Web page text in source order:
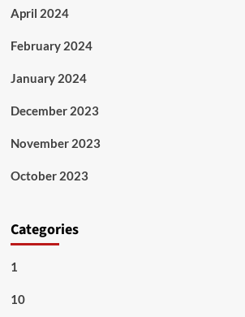
April 2024
February 2024
January 2024
December 2023
November 2023
October 2023
Categories
1
10